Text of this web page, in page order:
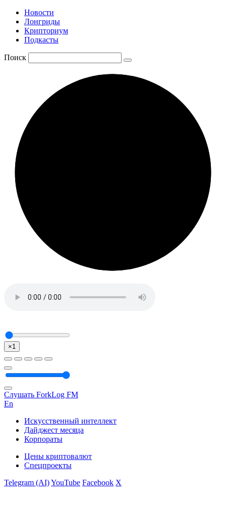
Новости
Лонгриды
Крипториум
Подкасты
Поиск
×1
Слушать ForkLog FM
En
Искусственный интеллект
Дайджест месяца
Корпораты
Цены криптовалют
Спецпроекты
Telegram (AI)YouTube Facebook X